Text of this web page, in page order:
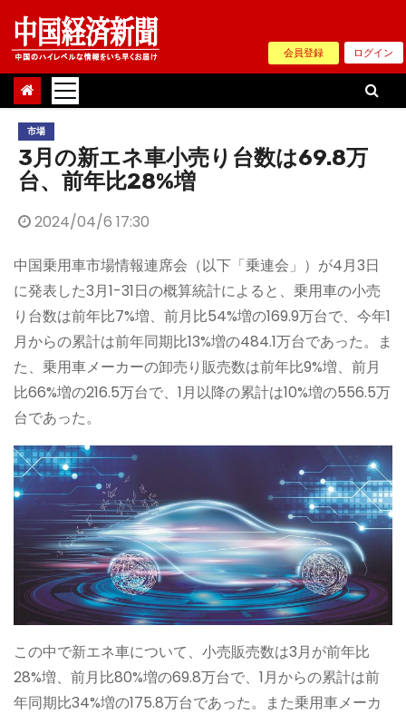
Skip
content
会員登録 ログイン
市場
3月の新エネ車小売り台数は69.8万
台、前年比28%増
2024/04/6 17:30
中国乗用車市場情報連席会（以下「乗連会」）が4月3日
に発表した3月1-31日の概算統計によると、乗用車の小売
り台数は前年比7%増、前月比54%増の169.9万台で、今年1
月からの累計は前年同期比13%増の484.1万台であった。ま
た、乗用車メーカーの卸売り販売数は前年比9%増、前月
比66%増の216.5万台で、1月以降の累計は10%増の556.5万
台であった。
この中で新エネ車について、小売販売数は3月が前年比
28%増、前月比80%増の69.8万台で、1月からの累計は前
年同期比34%増の175.8万台であった。また乗用車メーカ